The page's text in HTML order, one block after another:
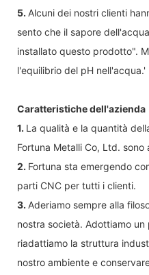
5. Alcuni dei nostri clienti
sento che il sapore
installato questo prodotto".
l'equilibrio del pH nell'acqua.'
Caratteristiche dell'azienda
1. La qualità e la quantità
Fortuna Metalli Co, Ltd. sono
2. Fortuna sta emergendo
parti CNC per tutti i clienti.
3. Aderiamo sempre alla
nostra società. Adottiamo
riadattiamo la struttura
nostro ambiente e